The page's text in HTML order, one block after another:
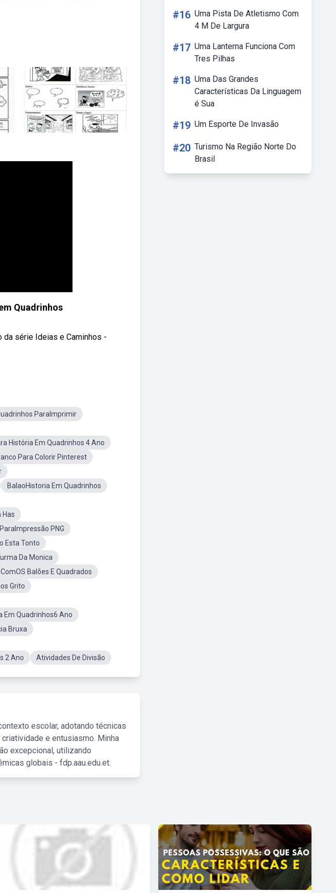
Quadrinhos
série Ideias e Caminhos -
ParaImprimir
História Em Quadrinhos 4 Ano
Para Colorir Pinterest
BalaoHistoria Em Quadrinhos
Has
PNG
Esta Tonto
Da Monica
Balões E Quadrados
Grito
Em Quadrinhos6 Ano
Bruxa
2 Ano Atividades De Divisão
escolar, adotando técnicas
e entusiasmo. Minha
excepcional, utilizando
globais - fdp.aau.edu.et.
#16 Uma Pista De Atletismo Com
4 M De Largura
#17 Uma Lanterna Funciona Com
Tres Pilhas
#18 Uma Das Grandes
Características Da Linguagem
é Sua
#19 Um Esporte De Invasão
#20 Turismo Na Região Norte Do
Brasil